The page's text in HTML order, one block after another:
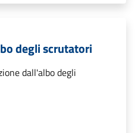
degli scrutatori
dall'albo degli